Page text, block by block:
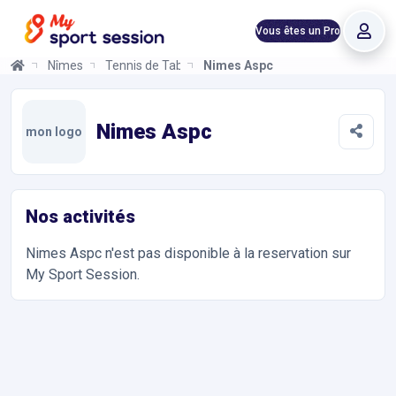
Vous êtes un Pro
Nîmes Tennis de Table Nimes Aspc
mon logo Nimes Aspc
Nos activités
Nimes Aspc n'est pas disponible à la reservation sur
My Sport Session.